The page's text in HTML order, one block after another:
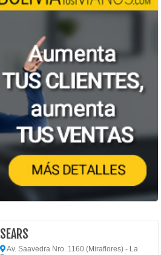
SEARS
Av. Saavedra Nro. 1160 (Miraflores) - La